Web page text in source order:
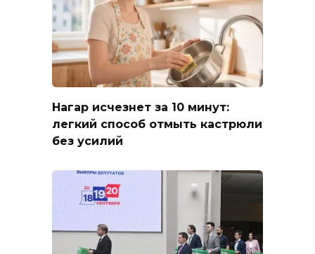
Нагар исчезнет за 10 минут:
легкий способ отмыть кастрюли
без усилий